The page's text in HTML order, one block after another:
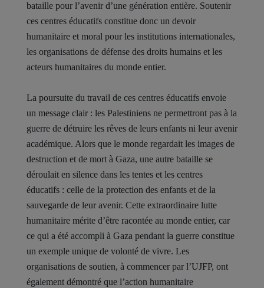
bataille pour l’avenir d’une génération entière. Soutenir
ces centres éducatifs constitue donc un devoir
humanitaire et moral pour les institutions internationales,
les organisations de défense des droits humains et les
acteurs humanitaires du monde entier.
La poursuite du travail de ces centres éducatifs envoie
un message clair : les Palestiniens ne permettront pas à la
guerre de détruire les rêves de leurs enfants ni leur avenir
académique. Alors que le monde regardait les images de
destruction et de mort à Gaza, une autre bataille se
déroulait en silence dans les tentes et les centres
éducatifs : celle de la protection des enfants et de la
sauvegarde de leur avenir. Cette extraordinaire lutte
humanitaire mérite d’être racontée au monde entier, car
ce qui a été accompli à Gaza pendant la guerre constitue
un exemple unique de volonté de vivre. Les
organisations de soutien, à commencer par l’UJFP, ont
également démontré que l’action humanitaire